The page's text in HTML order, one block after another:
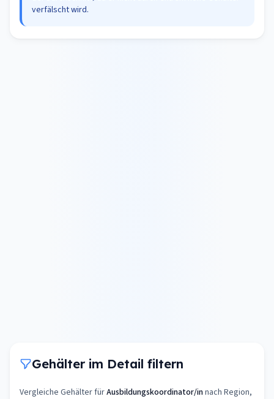
verfälscht wird.
Gehälter im Detail filtern
Vergleiche Gehälter fürAusbildungskoordinator/innach Region,